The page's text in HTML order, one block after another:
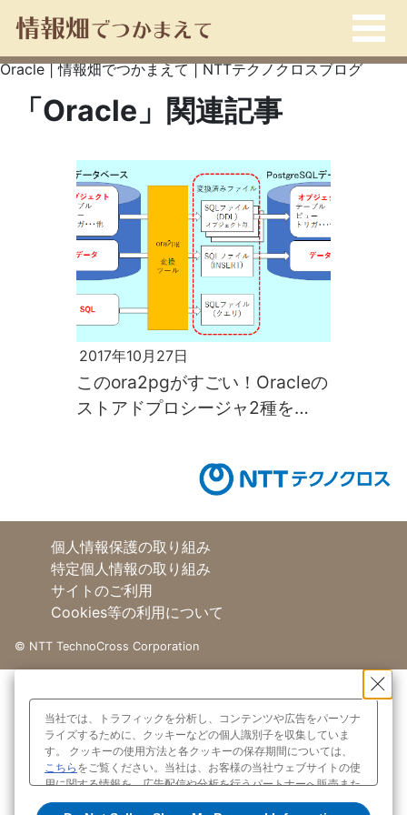
Oracle | 情報畑でつかまえて | NTTテクノクロスブログ
「Oracle」関連記事
2017年10月27日
このora2pgがすごい！Oracleの
ストアドプロシージャ2種を
個人情報保護の取り組み
特定個人情報の取り組み
サイトのご利用
Cookies等の利用について
© NTT TechnoCross Corporation
当社では、トラフィックを分析し、コンテンツや広告をパーソナ
ライズするために、クッキーなどの個人識別子を収集していま
す。 クッキーの使用方法と各クッキーの保存期間については、
こちら をご覧ください。当社は、お客様の当社ウェブサイトの使
用に関する情報を、広告配信や分析を行うパートナーへ販売また
は共有する場合があり、これらのパートナーは、お客様がパート